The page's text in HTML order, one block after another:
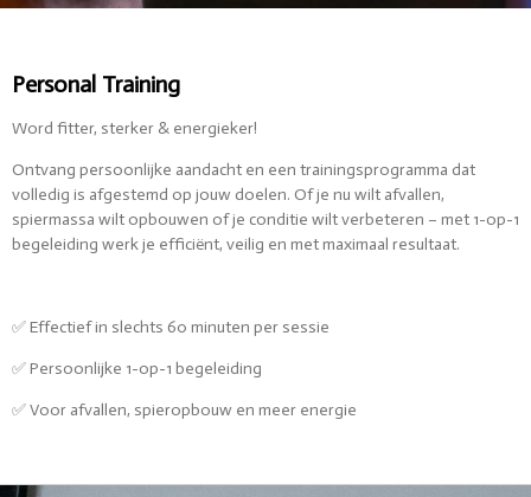
Personal Training
Word fitter, sterker & energieker!
Ontvang persoonlijke aandacht en een trainingsprogramma dat
volledig is afgestemd op jouw doelen. Of je nu wilt afvallen,
spiermassa wilt opbouwen of je conditie wilt verbeteren – met 1-op-1
begeleiding werk je efficiënt, veilig en met maximaal resultaat.
✅ Effectief in slechts 60 minuten per sessie
✅ Persoonlijke 1-op-1 begeleiding
✅ Voor afvallen, spieropbouw en meer energie